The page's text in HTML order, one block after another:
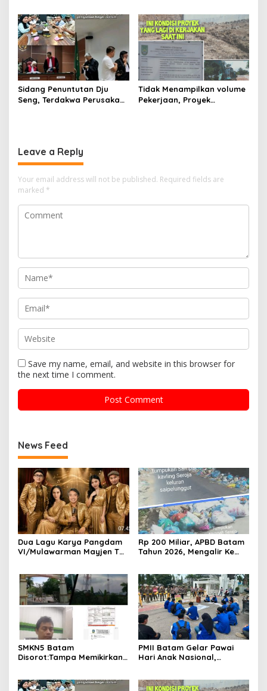
Lingkungan, Gubernur
Kepri, Ansar Ahmad
Komersilkan Lahan Sekolah
Untuk Pendirian Tower
untuk Pemko dan DPRD
Kota Batam
Sidang Penuntutan Dju
Seng, Terdakwa Perusakan
Tidak Menampilkan volume
Pekerjaan, Proyek
Leave a Reply
Your email address will not be published. Required fields are
marked *
Save my name, email, and website in this browser for
the next time I comment.
News Feed
Dua Lagu Karya Pangdam
VI/Mulawarman Mayjen TNI
Ke-81 RI
Rp 200 Miliar, APBD Batam
Tahun 2026, Mengalir Ke
Bereskan Sampah
SMKN5 Batam
Disorot:Tampa Memikirkan
Kepri, Ansar Ahmad
PMII Batam Gelar Pawai
Hari Anak Nasional,
Kota Batam